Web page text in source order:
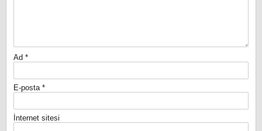
Ad *
E-posta *
İnternet sitesi